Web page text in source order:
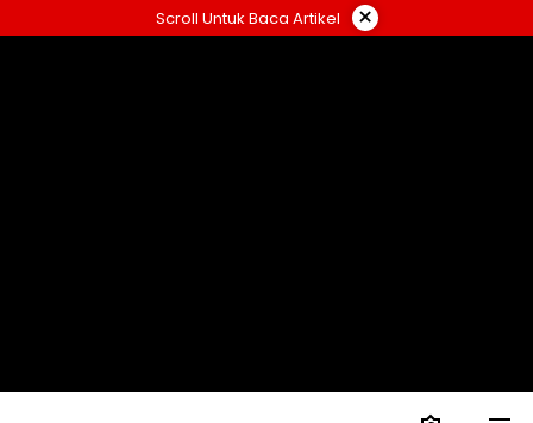
ke
Scroll Untuk Baca Artikel ×